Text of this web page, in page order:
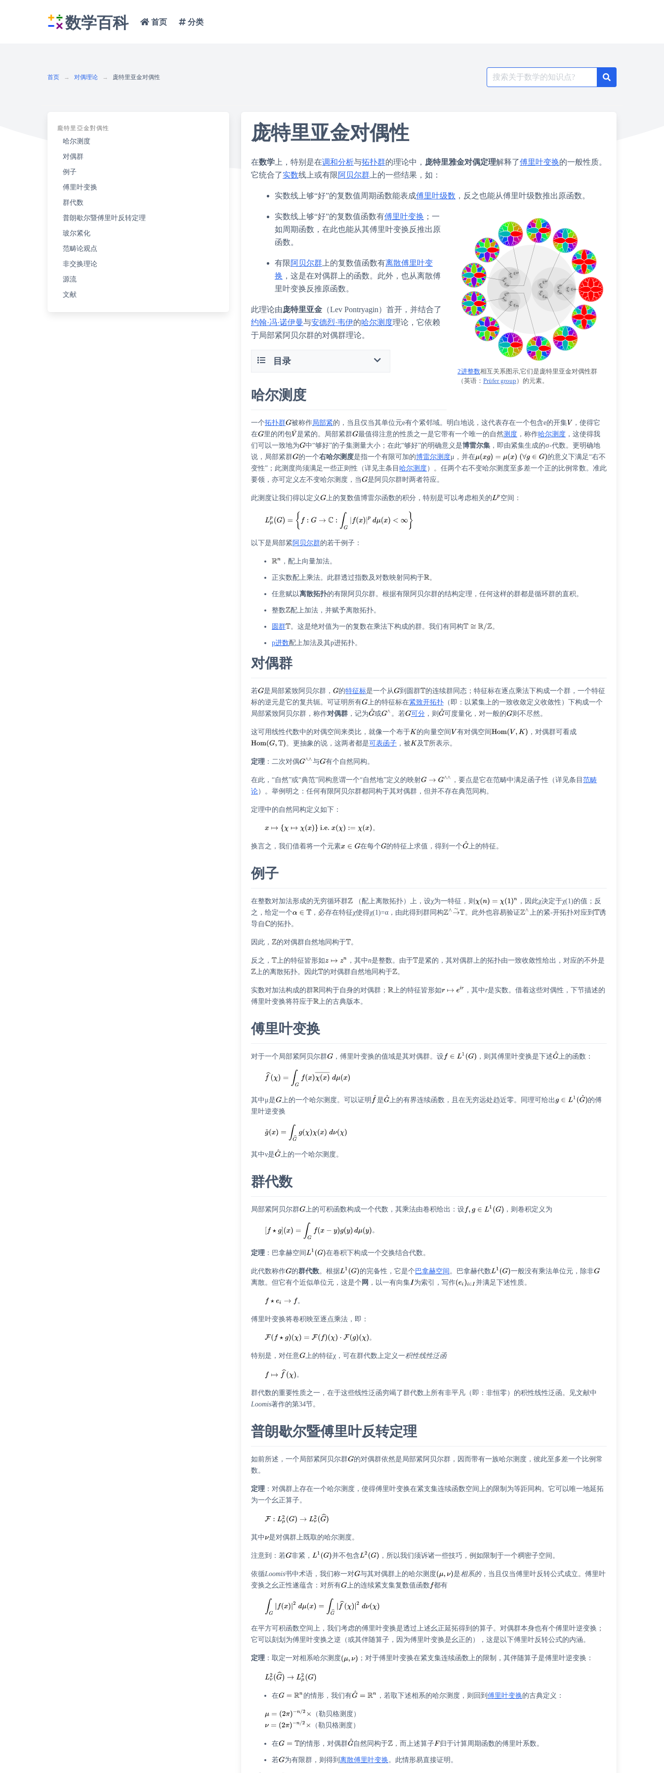
数学百科 首页 分类
首页 对偶理论 庞特里亚金对偶性
Search
for:
龐特里亞金對偶性
哈尔测度
对偶群
例子
傅里叶变换
群代数
普朗歇尔暨傅里叶反转定理
玻尔紧化
范畴论观点
非交换理论
源流
文献
庞特里亚金对偶性
在数学 上，特别是在调和分析与拓扑群的理论中， 庞特里雅金对偶定理解释了傅里叶变换的一般性质。
它统合了实数线上或有限阿贝尔群 上的一些结果，如：
实数线上够“好”的复数值周期函数能表成傅里叶级数 ，反之也能从傅里叶级数推出原函数。
2进整数相互关系图示,它们是庞特里亚金对偶性群
（英语 ： Prüfer group ） 的元素。
实数线上够“好”的复数值函数有傅里叶变换 ；一
如周期函数，在此也能从其傅里叶变换反推出原
函数。
有限阿贝尔群 上的复数值函数有离散傅里叶变
换 ，这是在对偶群 上的函数。此外，也从离散傅
里叶变换反推原函数。
此理论由庞特里亚金 （Lev Pontryagin）首开，并结合了
约翰·冯·诺伊曼与安德烈·韦伊的哈尔测度理论，它依赖
于局部紧阿贝尔群的对偶群理论。
目录
哈尔测度
一个拓扑群 被称作局部紧的，当且仅当其单位元e有个紧邻域。明白地说，这代表存在一个包含e的开集
，使得它
在
里的闭包 是紧的。局部紧群 最值得注意的性质之一是它带有一个唯一的自然测度，称作哈尔测度，这使得我
们可以一致地为
中“够好”的子集测量大小；在此“够好”的明确意义是博雷尔集，即由紧集生成的σ-代数。更明确地
说，局部紧群
的一个右哈尔测度是指一个有限可加的博雷尔测度μ，并在
的意义下满足“右不
变性”；此测度尚须满足一些正则性（详见主条目 哈尔测度）。任两个右不变哈尔测度至多差一个正的比例常数。准此
要领，亦可定义左不变哈尔测度，当
是阿贝尔群时两者符应。
此测度让我们得以定义 上的复数值博雷尔函数的积分，特别是可以考虑相关的 空间：
以下是局部紧 阿贝尔群的若干例子：
，配上向量加法。
正实数配上乘法。此群透过指数及对数映射同构于 。
任意赋以离散拓扑的有限阿贝尔群。根据有限阿贝尔群的结构定理，任何这样的群都是循环群的直积。
整数 配上加法，并赋予离散拓扑。
圆群 。这是绝对值为一的复数在乘法下构成的群。我们有同构 。
p进数配上加法及其p进拓扑。
对偶群
若 是局部紧致阿贝尔群， 的特征标是一个从 到圆群
的连续群同态；特征标在逐点乘法下构成一个群，一个特征
标的逆元是它的复共轭。可证明所有
上的特征标在紧致开拓扑（即：以紧集上的一致收敛定义收敛性）下构成一个
局部紧致阿贝尔群，称作对偶群 ，记为 或 。若 可分，则 可度量化，对一般的 则不尽然。
这可用线性代数中的对偶空间来类比，就像一个布于 的向量空间 有对偶空间
，对偶群可看成
。更抽象的说，这两者都是可表函子 ，被 及 所表示。
定理 ：二次对偶 与 有个自然同构。
在此，“自然”或“典范”同构意谓一个“自然地”定义的映射 ，要点是它在范畴中满足函子性（详见条目范畴
论）。举例明之：任何有限阿贝尔群都同构于其对偶群，但并不存在典范同构。
定理中的自然同构定义如下：
。
换言之，我们借着将一个元素 在每个 的特征上求值，得到一个 上的特征。
例子
在整数对加法形成的无穷循环群 （配上离散拓扑）上，设χ为一特征，则
，因此χ决定于χ(1)的值；反
之，给定一个
，必存在特征χ使得χ(1)=α，由此得到群同构 。此外也容易验证 上的紧-开拓扑对应到
诱
导自
的拓扑。
因此， 的对偶群自然地同构于 。
反之， 上的特征皆形如 ，其中n是整数。由于
是紧的，其对偶群上的拓扑由一致收敛性给出，对应的不外是
上的离散拓扑。因此
的对偶群自然地同构于 。
实数对加法构成的群 同构于自身的对偶群； 上的特征皆形如 ，其中r是实数。借着这些对偶性，下节描述的
傅里叶变换将符应于
上的古典版本。
傅里叶变换
对于一个局部紧阿贝尔群 ，傅里叶变换的值域是其对偶群。设 ，则其傅里叶变换是下述 上的函数：
其中μ是 上的一个哈尔测度。可以证明 是 上的有界连续函数，且在无穷远处趋近零。同理可给出
的傅
里叶逆变换
其中ν是 上的一个哈尔测度。
群代数
局部紧阿贝尔群 上的可积函数构成一个代数，其乘法由卷积给出：设 ，则卷积定义为
。
定理 ：巴拿赫空间 在卷积下构成一个交换结合代数。
此代数称作 的群代数。根据 的完备性，它是个巴拿赫空间 。巴拿赫代数
一般没有乘法单位元，除非
离散。但它有个近似单位元 ，这是个 网 ，以一有向集 为索引，写作 并满足下述性质。
。
傅里叶变换将卷积映至逐点乘法，即：
。
特别是，对任意 上的特征χ，可在群代数上定义一积性线性泛函
。
群代数的重要性质之一，在于这些线性泛函穷竭了群代数上所有非平凡（即：非恒零）的积性线性泛函。见文献中
Loomis著作的第34节。
普朗歇尔暨傅里叶反转定理
如前所述，一个局部紧阿贝尔群
的对偶群依然是局部紧阿贝尔群，因而带有一族哈尔测度，彼此至多差一个比例常
数。
定理 ：对偶群上存在一个哈尔测度，使得傅里叶变换在紧支集连续函数空间上的限制为等距同构。它可以唯一地延拓
为一个幺正算子。
其中 是对偶群上既取的哈尔测度。
注意到：若 非紧， 并不包含 ，所以我们须诉诸一些技巧，例如限制于一个稠密子空间。
依循Loomis书中术语，我们称一对 与其对偶群上的哈尔测度 是相系的，当且仅当傅里叶反转公式成立。傅里叶
变换之幺正性遂蕴含：对所有
上的连续紧支集复数值函数 都有
在平方可积函数空间上，我们考虑的傅里叶变换是透过上述幺正延拓得到的算子。对偶群本身也有个傅里叶逆变换；
它可以刻划为傅里叶变换之逆（或其伴随算子，因为傅里叶变换是幺正的），这是以下傅里叶反转公式的内涵。
定理 ：取定一对相系哈尔测度 ；对于傅里叶变换在紧支集连续函数上的限制，其伴随算子是傅里叶逆变换：
在 的情形，我们有 ，若取下述相系的哈尔测度，则回到 傅里叶变换的古典定义：
（勒贝格测度）
（勒贝格测度）
在 的情形，对偶群 自然同构于 ，而上述算子 归于计算周期函数的傅里叶系数。
若 为有限群，则得到 离散傅里叶变换 。此情形易直接证明。